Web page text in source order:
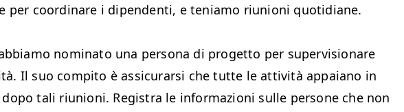
per coor­dinare i dipen­den­ti, e teni­amo riu­nioni quotidiane.
nom­i­na­to una per­sona di prog­et­to per super­vi­sion­are
Il suo com­pi­to è assi­cu­rar­si che tutte le attiv­ità appa­iano in
tali riu­nioni. Reg­is­tra le infor­mazioni sulle per­sone che non